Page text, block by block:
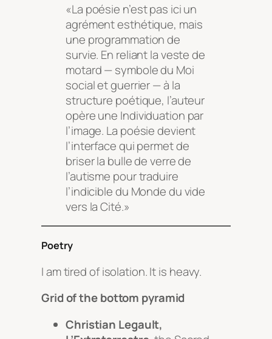
«La poésie n’est pas ici un
agrément esthétique, mais
une programmation de
survie. En reliant la veste de
motard — symbole du Moi
social et guerrier — à la
structure poétique, l’auteur
opère une Individuation par
l’image. La poésie devient
l’interface qui permet de
briser la bulle de verre de
l’autisme pour traduire
l’indicible du Monde du vide
vers la Cité.»
Poetry
I am tired of isolation. It is heavy.
Grid of the bottom pyramid
Christian Legault,